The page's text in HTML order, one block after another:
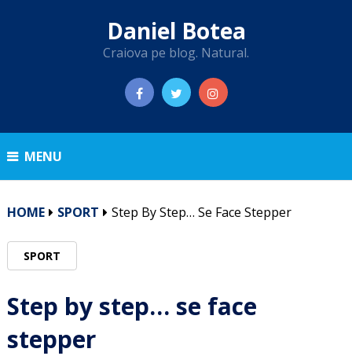
Daniel Botea
Craiova pe blog. Natural.
MENU
HOME SPORT Step By Step… Se Face Stepper
SPORT
Step by step… se face
stepper